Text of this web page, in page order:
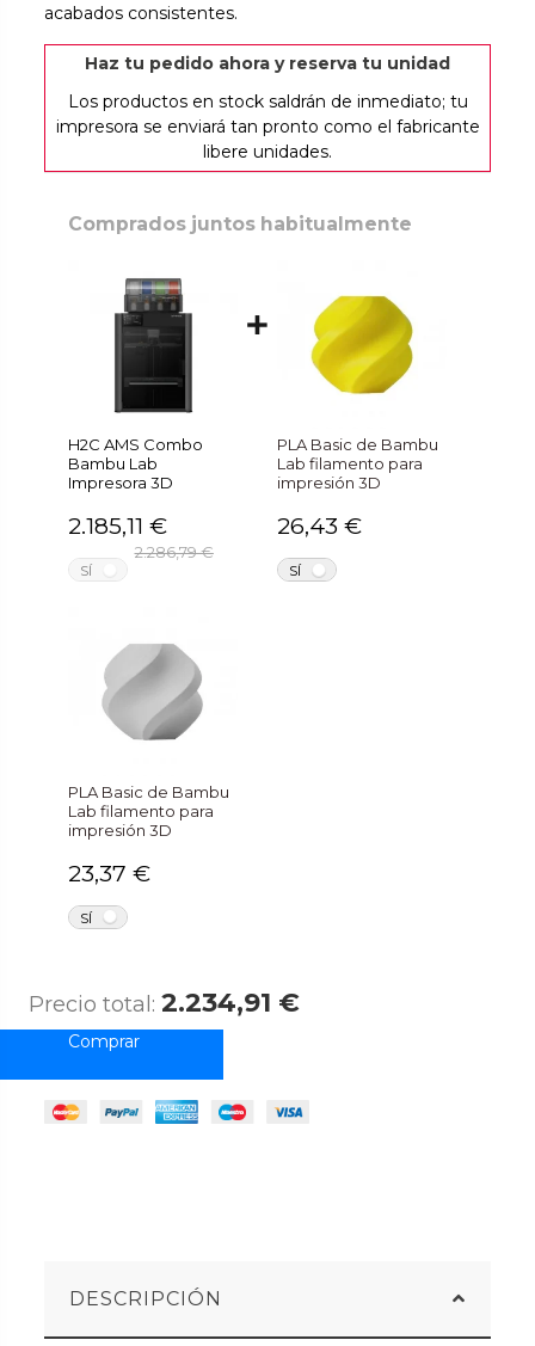
acabados consistentes.
Haz tu pedido ahora y reserva tu unidad
Los productos en stock saldrán de inmediato; tu
impresora se enviará tan pronto como el fabricante
libere unidades.
Comprados juntos habitualmente
H2C AMS Combo
Bambu Lab
Impresora 3D
2.185,11 €
2.286,79 €
SÍ
PLA Basic de Bambu
Lab filamento para
impresión 3D
26,43 €
SÍ
PLA Basic de Bambu
Lab filamento para
impresión 3D
23,37 €
SÍ
Precio total: 2.234,91 €
DESCRIPCIÓN